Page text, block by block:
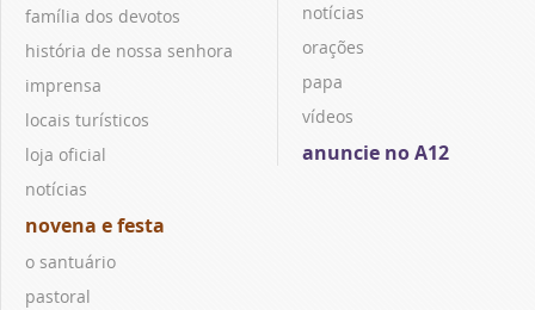
família dos devotos
história de nossa senhora
imprensa
locais turísticos
loja oficial
notícias
novena e festa
o santuário
pastoral
notícias
orações
papa
vídeos
anuncie no A12